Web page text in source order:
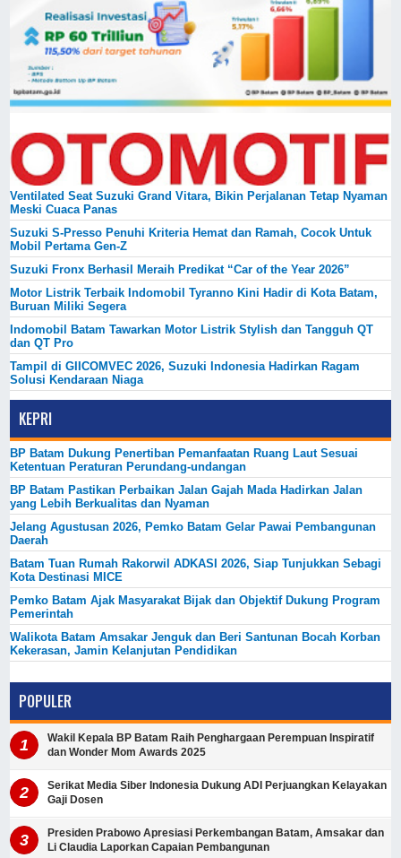
Ventilated Seat Suzuki Grand Vitara, Bikin Perjalanan Tetap Nyaman
Meski Cuaca Panas
Suzuki S-Presso Penuhi Kriteria Hemat dan Ramah, Cocok Untuk
Mobil Pertama Gen-Z
Suzuki Fronx Berhasil Meraih Predikat “Car of the Year 2026”
Motor Listrik Terbaik Indomobil Tyranno Kini Hadir di Kota Batam,
Buruan Miliki Segera
Indomobil Batam Tawarkan Motor Listrik Stylish dan Tangguh QT
dan QT Pro
Tampil di GIICOMVEC 2026, Suzuki Indonesia Hadirkan Ragam
Solusi Kendaraan Niaga
KEPRI
BP Batam Dukung Penertiban Pemanfaatan Ruang Laut Sesuai
Ketentuan Peraturan Perundang-undangan
BP Batam Pastikan Perbaikan Jalan Gajah Mada Hadirkan Jalan
yang Lebih Berkualitas dan Nyaman
Jelang Agustusan 2026, Pemko Batam Gelar Pawai Pembangunan
Daerah
Batam Tuan Rumah Rakorwil ADKASI 2026, Siap Tunjukkan Sebagi
Kota Destinasi MICE
Pemko Batam Ajak Masyarakat Bijak dan Objektif Dukung Program
Pemerintah
Walikota Batam Amsakar Jenguk dan Beri Santunan Bocah Korban
Kekerasan, Jamin Kelanjutan Pendidikan
POPULER
Wakil Kepala BP Batam Raih Penghargaan Perempuan Inspiratif
dan Wonder Mom Awards 2025
Serikat Media Siber Indonesia Dukung ADI Perjuangkan Kelayakan
Gaji Dosen
Presiden Prabowo Apresiasi Perkembangan Batam, Amsakar dan
Li Claudia Laporkan Capaian Pembangunan